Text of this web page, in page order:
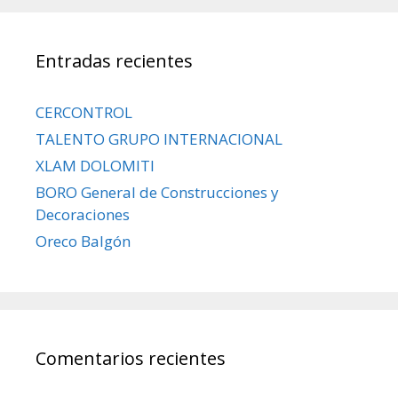
Entradas recientes
CERCONTROL
TALENTO GRUPO INTERNACIONAL
XLAM DOLOMITI
BORO General de Construcciones y
Decoraciones
Oreco Balgón
Comentarios recientes